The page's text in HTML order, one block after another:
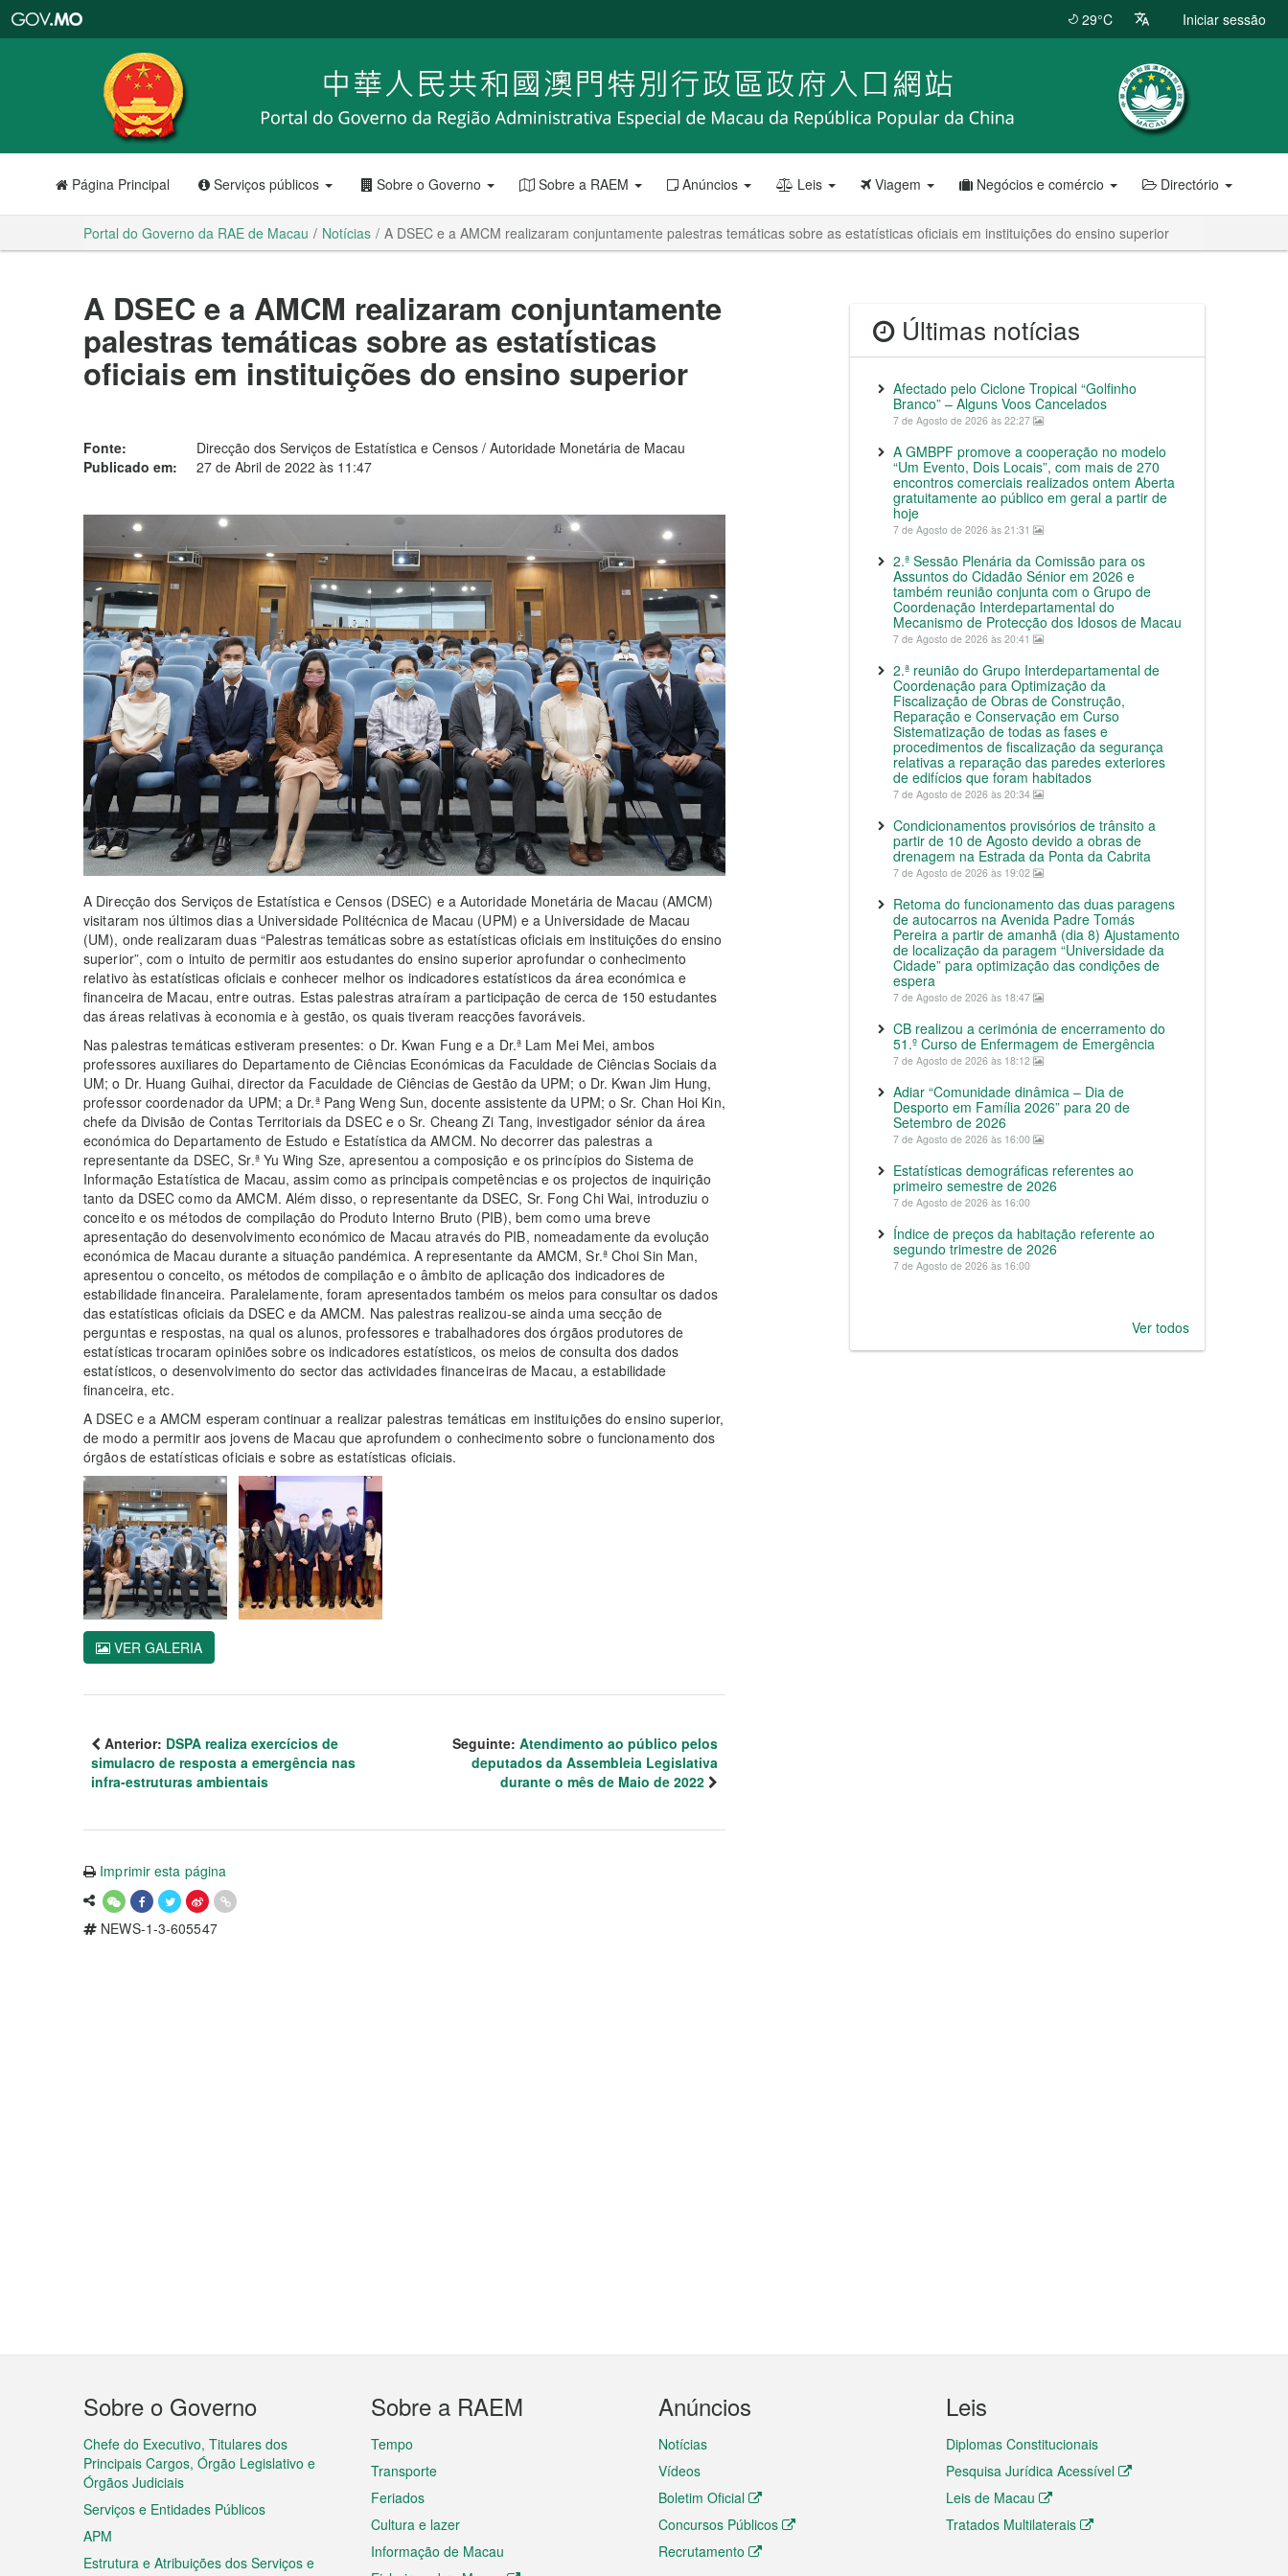
RAE
de
Macau
29°C Iniciar sessão
Página Principal Serviços públicos Sobre o Governo Sobre a RAEM Anúncios Leis Viagem Negócios e comércio Directório
Portal do Governo da RAE de Macau Notícias A DSEC e a AMCM realizaram conjuntamente palestras temáticas sobre as estatísticas oficiais em instituições do ensino superior
A DSEC e a AMCM realizaram conjuntamente
palestras temáticas sobre as estatísticas
oficiais em instituições do ensino superior
Fonte:
Direcção dos Serviços de Estatística e Censos / Autoridade Monetária de Macau
Publicado em:
27 de Abril de 2022 às 11:47
A Direcção dos Serviços de Estatística e Censos (DSEC) e a Autoridade Monetária de Macau (AMCM)
visitaram nos últimos dias a Universidade Politécnica de Macau (UPM) e a Universidade de Macau
(UM), onde realizaram duas “Palestras temáticas sobre as estatísticas oficiais em instituições do ensino
superior”, com o intuito de permitir aos estudantes do ensino superior aprofundar o conhecimento
relativo às estatísticas oficiais e conhecer melhor os indicadores estatísticos da área económica e
financeira de Macau, entre outras. Estas palestras atraíram a participação de cerca de 150 estudantes
das áreas relativas à economia e à gestão, os quais tiveram reacções favoráveis.
Nas palestras temáticas estiveram presentes: o Dr. Kwan Fung e a Dr.ª Lam Mei Mei, ambos
professores auxiliares do Departamento de Ciências Económicas da Faculdade de Ciências Sociais da
UM; o Dr. Huang Guihai, director da Faculdade de Ciências de Gestão da UPM; o Dr. Kwan Jim Hung,
professor coordenador da UPM; a Dr.ª Pang Weng Sun, docente assistente da UPM; o Sr. Chan Hoi Kin,
chefe da Divisão de Contas Territoriais da DSEC e o Sr. Cheang Zi Tang, investigador sénior da área
económica do Departamento de Estudo e Estatística da AMCM. No decorrer das palestras a
representante da DSEC, Sr.ª Yu Wing Sze, apresentou a composição e os princípios do Sistema de
Informação Estatística de Macau, assim como as principais competências e os projectos de inquirição
tanto da DSEC como da AMCM. Além disso, o representante da DSEC, Sr. Fong Chi Wai, introduziu o
conceito e os métodos de compilação do Produto Interno Bruto (PIB), bem como uma breve
apresentação do desenvolvimento económico de Macau através do PIB, nomeadamente da evolução
económica de Macau durante a situação pandémica. A representante da AMCM, Sr.ª Choi Sin Man,
apresentou o conceito, os métodos de compilação e o âmbito de aplicação dos indicadores de
estabilidade financeira. Paralelamente, foram apresentados também os meios para consultar os dados
das estatísticas oficiais da DSEC e da AMCM. Nas palestras realizou-se ainda uma secção de
perguntas e respostas, na qual os alunos, professores e trabalhadores dos órgãos produtores de
estatísticas trocaram opiniões sobre os indicadores estatísticos, os meios de consulta dos dados
estatísticos, o desenvolvimento do sector das actividades financeiras de Macau, a estabilidade
financeira, etc.
A DSEC e a AMCM esperam continuar a realizar palestras temáticas em instituições do ensino superior,
de modo a permitir aos jovens de Macau que aprofundem o conhecimento sobre o funcionamento dos
órgãos de estatísticas oficiais e sobre as estatísticas oficiais.
VER GALERIA
Anterior: DSPA realiza exercícios de
simulacro de resposta a emergência nas
infra-estruturas ambientais
Seguinte: Atendimento ao público pelos
deputados da Assembleia Legislativa
durante o mês de Maio de 2022
Imprimir esta página
NEWS-1-3-605547
Últimas notícias
Afectado pelo Ciclone Tropical “Golfinho
Branco” – Alguns Voos Cancelados
7 de Agosto de 2026 às 22:27
A GMBPF promove a cooperação no modelo
“Um Evento, Dois Locais”, com mais de 270
encontros comerciais realizados ontem Aberta
gratuitamente ao público em geral a partir de
hoje
7 de Agosto de 2026 às 21:31
2.ª Sessão Plenária da Comissão para os
Assuntos do Cidadão Sénior em 2026 e
também reunião conjunta com o Grupo de
Coordenação Interdepartamental do
Mecanismo de Protecção dos Idosos de Macau
7 de Agosto de 2026 às 20:41
2.ª reunião do Grupo Interdepartamental de
Coordenação para Optimização da
Fiscalização de Obras de Construção,
Reparação e Conservação em Curso
Sistematização de todas as fases e
procedimentos de fiscalização da segurança
relativas a reparação das paredes exteriores
de edifícios que foram habitados
7 de Agosto de 2026 às 20:34
Condicionamentos provisórios de trânsito a
partir de 10 de Agosto devido a obras de
drenagem na Estrada da Ponta da Cabrita
7 de Agosto de 2026 às 19:02
Retoma do funcionamento das duas paragens
de autocarros na Avenida Padre Tomás
Pereira a partir de amanhã (dia 8) Ajustamento
de localização da paragem “Universidade da
Cidade” para optimização das condições de
espera
7 de Agosto de 2026 às 18:47
CB realizou a cerimónia de encerramento do
51.º Curso de Enfermagem de Emergência
7 de Agosto de 2026 às 18:12
Adiar “Comunidade dinâmica – Dia de
Desporto em Família 2026” para 20 de
Setembro de 2026
7 de Agosto de 2026 às 16:00
Estatísticas demográficas referentes ao
primeiro semestre de 2026
7 de Agosto de 2026 às 16:00
Índice de preços da habitação referente ao
segundo trimestre de 2026
7 de Agosto de 2026 às 16:00
Ver todos
Menu
do
rodapé
Sobre o Governo
Chefe do Executivo, Titulares dos
Principais Cargos, Órgão Legislativo e
Órgãos Judiciais
Serviços e Entidades Públicos
APM
Estrutura e Atribuições dos Serviços e
Sobre a RAEM
Tempo
Transporte
Feriados
Cultura e lazer
Informação de Macau
Anúncios
Notícias
Vídeos
Boletim Oficial
Concursos Públicos
Recrutamento
Leis
Diplomas Constitucionais
Pesquisa Jurídica Acessível
Leis de Macau
Tratados Multilaterais